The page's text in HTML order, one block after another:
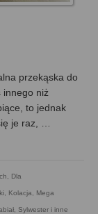
przekąska do
innego niż
to jednak
je raz, …
, Dla
, Kolacja, Mega
, Sylwester i inne